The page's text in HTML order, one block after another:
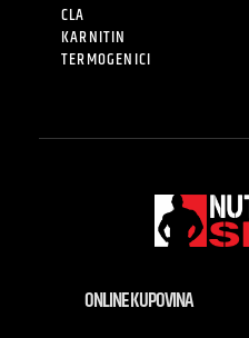
CLA
KARNITIN
TERMOGENICI
ONLINE KUPOVINA